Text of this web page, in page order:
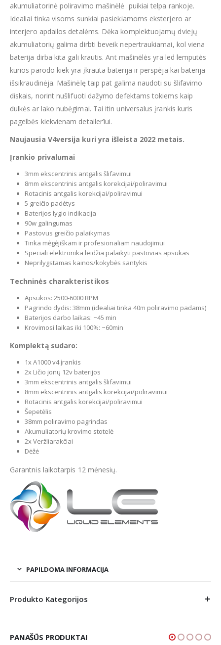
akumuliatorinė poliravimo mašinėlė puikiai telpa rankoje.
Idealiai tinka visoms sunkiai pasiekiamoms eksterjero ar
interjero apdailos detalėms. Dėka komplektuojamų dviejų
akumuliatorių galima dirbti beveik nepertraukiamai, kol viena
baterija dirba kita gali krautis. Ant mašinėlės yra led lemputės
kurios parodo kiek yra įkrauta baterija ir perspėja kai baterija
išsikraudinėja. Mašinėlę taip pat galima naudoti su šlifavimo
diskais, norint nušlifuoti dažymo defektams tokiems kaip
dulkės ar lako nubėgimai. Tai itin universalus įrankis kuris
pagelbės kiekvienam detailer’iui.
Naujausia V4versija kuri yra išleista 2022 metais.
Įrankio privalumai
3mm ekscentrinis antgalis šlifavimui
8mm ekscentrinis antgalis korekcijai/poliravimui
Rotacinis antgalis korekcijai/poliravimui
5 greičio padėtys
Baterijos lygio indikacija
90w galingumas
Pastovus greičio palaikymas
Tinka mėgėjiškam ir profesionaliam naudojimui
Speciali elektronika leidžia palaikyti pastovias apsukas
Neprilygstamas kainos/kokybės santykis
Techninės charakteristikos
Apsukos: 2500-6000 RPM
Pagrindo dydis: 38mm (idealiai tinka 40m poliravimo padams)
Baterijos darbo laikas: ~45 min
Krovimosi laikas iki 100%: ~60min
Komplektą sudaro:
1x A1000 v4 įrankis
2x Ličio jonų 12v baterijos
3mm ekscentrinis antgalis šlifavimui
8mm ekscentrinis antgalis korekcijai/poliravimui
Rotacinis antgalis korekcijai/poliravimui
Šepetėlis
38mm poliravimo pagrindas
Akumuliatorių krovimo stotelė
2x Veržliarakčiai
Dėžė
Garantnis laikotarpis 12 mėnesių.
PAPILDOMA INFORMACIJA
Produkto Kategorijos
PANAŠŪS PRODUKTAI